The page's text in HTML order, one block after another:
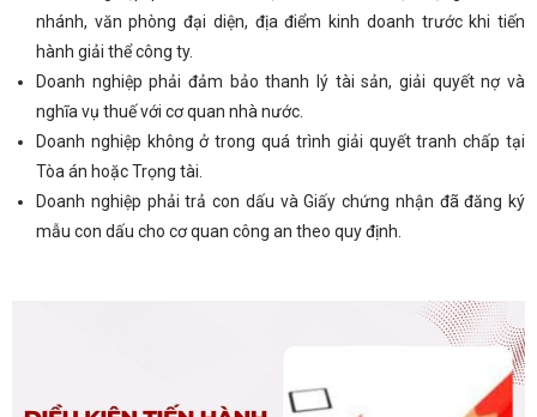
nhánh, văn phòng đại diện, địa điểm kinh doanh trước khi tiến
hành giải thể công ty.
Doanh nghiệp phải đảm bảo thanh lý tài sản, giải quyết nợ và
nghĩa vụ thuế với cơ quan nhà nước.
Doanh nghiệp không ở trong quá trình giải quyết tranh chấp tại
Tòa án hoặc Trọng tài.
Doanh nghiệp phải trả con dấu và Giấy chứng nhận đã đăng ký
mẫu con dấu cho cơ quan công an theo quy định.